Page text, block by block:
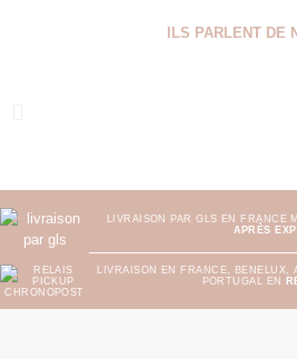
ILS PARLENT DE
LIVRAISON PAR GLS EN FRANCE
APRÈS
LIVRAISON EN FRANCE, BENELUX,
PORTUGAL EN